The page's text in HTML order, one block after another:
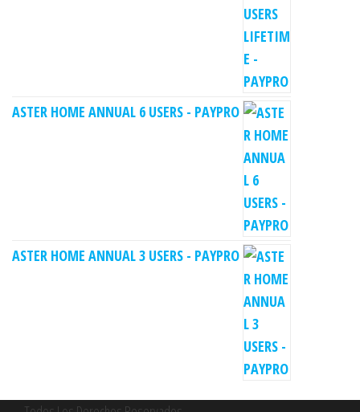
ASTER HOME ANNUAL 6 USERS - PAYPRO
ASTER HOME ANNUAL 3 USERS - PAYPRO